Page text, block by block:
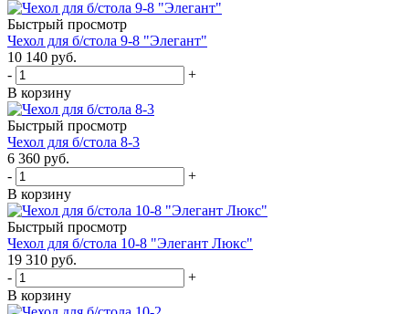
Быстрый просмотр
Чехол для б/стола 9-8 "Элегант"
10 140 руб.
-
+
В корзину
Быстрый просмотр
Чехол для б/стола 8-3
6 360 руб.
-
+
В корзину
Быстрый просмотр
Чехол для б/стола 10-8 "Элегант Люкс"
19 310 руб.
-
+
В корзину